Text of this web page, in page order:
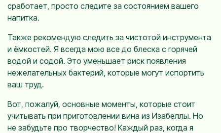
сработает, просто следите за состоянием вашего
напитка.
Также рекомендую следить за чистотой инструмента
и ёмкостей. Я всегда мою все до блеска с горячей
водой и содой. Это уменьшает риск появления
нежелательных бактерий, которые могут испортить
ваш труд.
Вот, пожалуй, основные моменты, которые стоит
учитывать при приготовлении вина из Изабеллы. Но
не забудьте про творчество! Каждый раз, когда я